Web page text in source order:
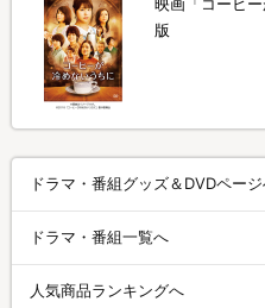
映画「コーヒ
版
ドラマ・番組グッズ＆DVDペー
ドラマ・番組一覧へ
人気商品ランキングへ